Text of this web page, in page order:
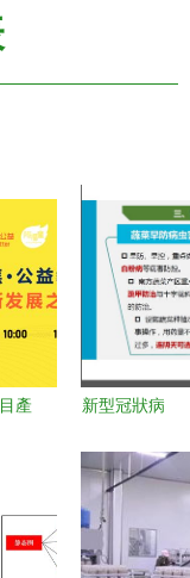
產
新
新型冠狀病
疫情防控期
間農產品生
產經營者質